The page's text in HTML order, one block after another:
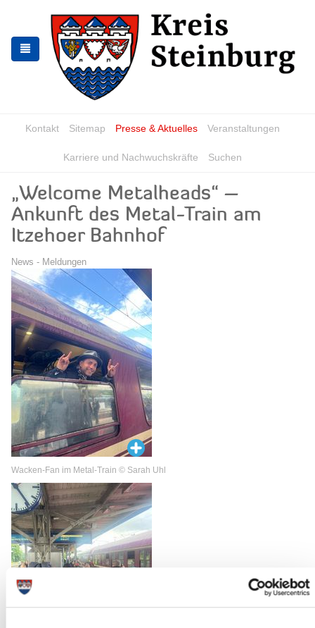
springen
springen
Kontakt Sitemap Presse & Aktuelles Veranstaltungen
Karriere und Nachwuchskräfte Suchen
„Welcome Metalheads“ –
Ankunft des Metal-Train am
Itzehoer Bahnhof
News - Meldungen
Wacken-Fan im Metal-Train © Sarah Uhl